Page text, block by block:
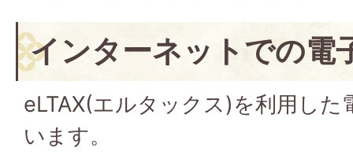
インターネットでの電
eLTAX(エルタックス)を利用した
います。